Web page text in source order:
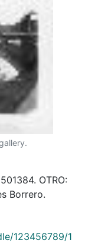
OTRO:
Borrero.
123456789/1